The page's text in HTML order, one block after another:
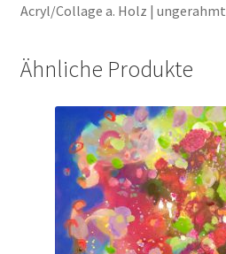
Acryl/Collage a. Holz | ungerahmt
Ähnliche Produkte